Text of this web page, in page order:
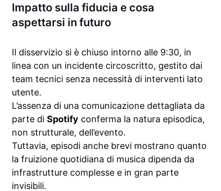
Impatto sulla fiducia e cosa
aspettarsi in futuro
Il disservizio si è chiuso intorno alle 9:30, in
linea con un incidente circoscritto, gestito dai
team tecnici senza necessità di interventi lato
utente.
L’assenza di una comunicazione dettagliata da
parte di Spotify conferma la natura episodica,
non strutturale, dell’evento.
Tuttavia, episodi anche brevi mostrano quanto
la fruizione quotidiana di musica dipenda da
infrastrutture complesse e in gran parte
invisibili.